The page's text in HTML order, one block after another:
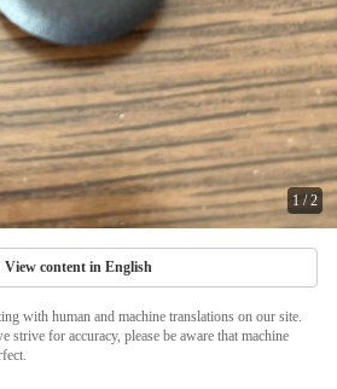
1 /2
View content in English
with human and machine translations on our site.
strive for accuracy, please be aware that machine